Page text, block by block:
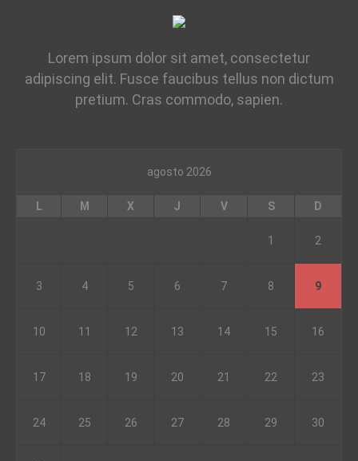
Lorem ipsum dolor sit amet, consectetur
adipiscing elit. Fusce faucibus tellus non dictum
pretium. Cras commodo, sapien.
agosto 2026
L M X J V S D
1 2
3 4 5 6 7 8 9
10 11 12 13 14 15 16
17 18 19 20 21 22 23
24 25 26 27 28 29 30